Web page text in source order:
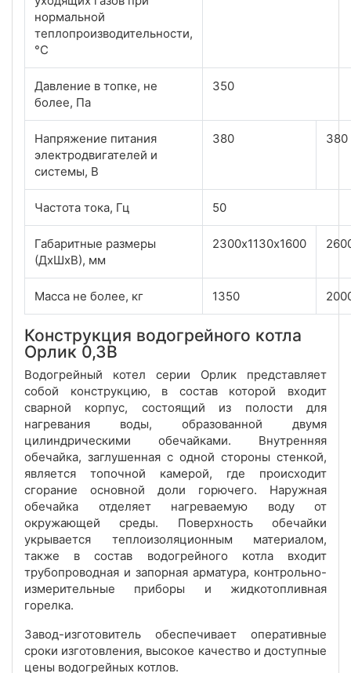
нормальной
теплопроизводительности,
°С
Давление в топке, не
более, Па
350
Напряжение питания
электродвигателей и
системы, В
380 380
Частота тока, Гц 50
Габаритные размеры
(ДхШхВ), мм
2300х1130х1600
Масса не более, кг 1350
Конструкция водогрейного котла
Орлик 0,3В
Водогрейный котел серии Орлик представляет
собой конструкцию, в состав которой входит
сварной корпус, состоящий из полости для
нагревания воды, образованной двумя
цилиндрическими обечайками. Внутренняя
обечайка, заглушенная с одной стороны стенкой,
является топочной камерой, где происходит
сгорание основной доли горючего. Наружная
обечайка отделяет нагреваемую воду от
окружающей среды. Поверхность обечайки
укрывается теплоизоляционным материалом,
также в состав водогрейного котла входит
трубопроводная и запорная арматура, контрольно-
измерительные приборы и жидкотопливная
горелка.
Завод-изготовитель обеспечивает оперативные
сроки изготовления, высокое качество и доступные
цены водогрейных котлов.